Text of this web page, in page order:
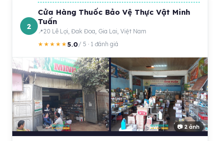
2
Cửa Hàng Thuốc Bảo Vệ Thực Vật Minh
Tuấn
20 Lê Lợi, Đak Đoa, Gia Lai, Việt Nam
★★★★★5.0/ 5 · 1 đánh giá
📷 2 ảnh